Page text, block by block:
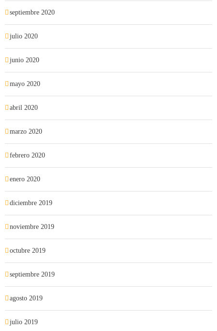
septiembre 2020
julio 2020
junio 2020
mayo 2020
abril 2020
marzo 2020
febrero 2020
enero 2020
diciembre 2019
noviembre 2019
octubre 2019
septiembre 2019
agosto 2019
julio 2019